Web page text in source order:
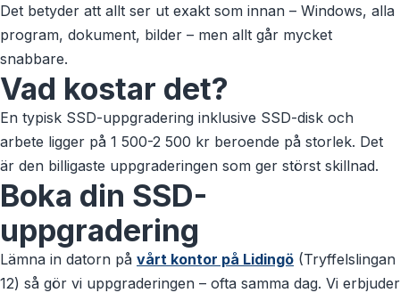
Det betyder att allt ser ut exakt som innan – Windows, alla
program, dokument, bilder – men allt går mycket
snabbare.
Vad kostar det?
En typisk SSD-uppgradering inklusive SSD-disk och
arbete ligger på 1 500-2 500 kr beroende på storlek. Det
är den billigaste uppgraderingen som ger störst skillnad.
Boka din SSD-
uppgradering
Lämna in datorn på vårt kontor på Lidingö (Tryffelslingan
12) så gör vi uppgraderingen – ofta samma dag. Vi erbjuder